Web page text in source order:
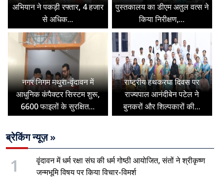
अभियान ने पकड़ी रफ्तार, 4 हजार
से अधिक...
पुस्तकालय का डीएम अतुल वत्स ने
किया निरीक्षण,...
नगर निगम मथुरा-वृंदावन में
आधुनिक कंपैक्टर सिस्टम शुरू,
6600 फाइलों के सुरक्षित...
राष्ट्रीय हथकरघा दिवस पर
राज्यपाल आनंदीबेन पटेल ने
बुनकरों और शिल्पकारों की...
ब्रेकिंग न्यूज़ »
1
वृंदावन में धर्म रक्षा संघ की धर्म गोष्ठी आयोजित, संतों ने श्रीकृष्ण
जन्मभूमि विषय पर किया विचार-विमर्श